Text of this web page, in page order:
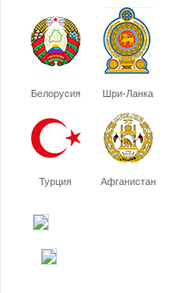
Белорусия Шри-Ланка
Турция Афганистан